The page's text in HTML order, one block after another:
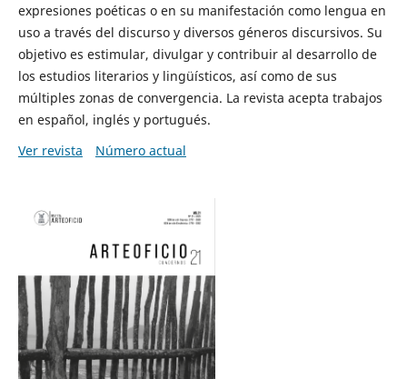
expresiones poéticas o en su manifestación como lengua en
uso a través del discurso y diversos géneros discursivos. Su
objetivo es estimular, divulgar y contribuir al desarrollo de
los estudios literarios y lingüísticos, así como de sus
múltiples zonas de convergencia. La revista acepta trabajos
en español, inglés y portugués.
Ver revista
Número actual